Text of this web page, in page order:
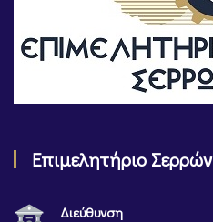
Επιμελητήριο Σερρών
Διεύθυνση